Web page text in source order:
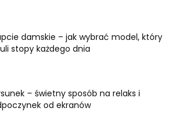
damskie – jak wybrać model, który
stopy każdego dnia
– świetny sposób na relaks i
od ekranów